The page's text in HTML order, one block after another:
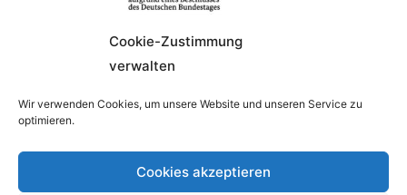
Cookie-Zustimmung
verwalten
Wir verwenden Cookies, um unsere Website und unseren Service zu
optimieren.
Cookies akzeptieren